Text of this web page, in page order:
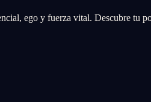
ego y fuerza vital. Descubre tu